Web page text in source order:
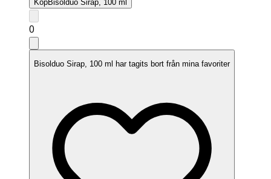
KöpBisolduo Sirap, 100 ml
0
Bisolduo Sirap, 100 ml har tagits bort från mina favoriter